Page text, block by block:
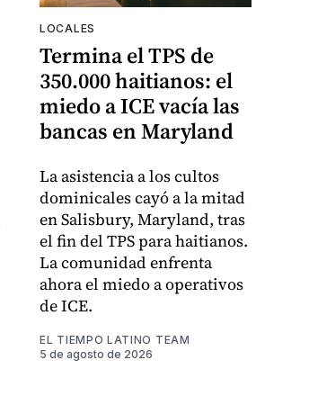
LOCALES
Termina el TPS de
350.000 haitianos: el
miedo a ICE vacía las
bancas en Maryland
La asistencia a los cultos
dominicales cayó a la mitad
en Salisbury, Maryland, tras
el fin del TPS para haitianos.
La comunidad enfrenta
ahora el miedo a operativos
de ICE.
EL TIEMPO LATINO TEAM
5 de agosto de 2026